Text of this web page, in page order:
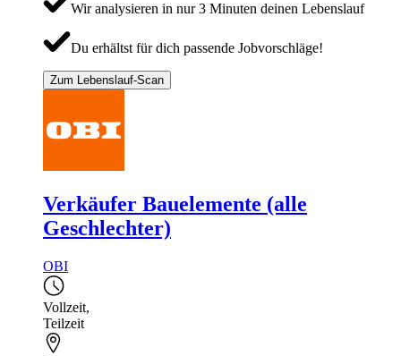
Wir analysieren in nur 3 Minuten deinen Lebenslauf
Du erhältst für dich passende Jobvorschläge!
Zum Lebenslauf-Scan
Verkäufer Bauelemente (alle
Geschlechter)
OBI
Vollzeit,
Teilzeit